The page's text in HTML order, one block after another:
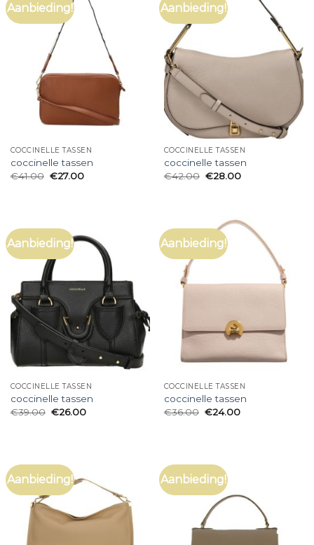
Aanbieding!
COCCINELLE TASSEN
coccinelle tassen
€41.00 €27.00
Aanbieding!
COCCINELLE TASSEN
coccinelle tassen
€42.00 €28.00
Aanbieding!
COCCINELLE TASSEN
coccinelle tassen
€39.00 €26.00
Aanbieding!
COCCINELLE TASSEN
coccinelle tassen
€36.00 €24.00
Aanbieding! Aanbieding!